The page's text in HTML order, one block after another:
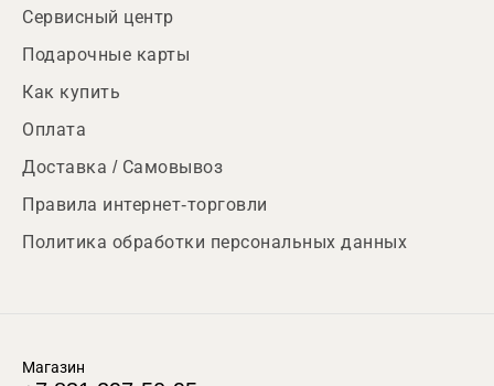
Сервисный центр
Подарочные карты
Как купить
Оплата
Доставка / Самовывоз
Правила интернет-торговли
Политика обработки персональных данных
Магазин